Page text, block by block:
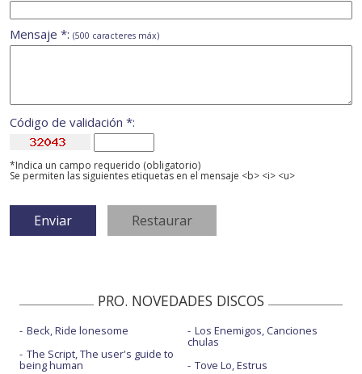
Mensaje *: (500 caracteres máx)
Código de validación *:
*Indica un campo requerido (obligatorio)
Se permiten las siguientes etiquetas en el mensaje <b> <i> <u>
PRO. NOVEDADES DISCOS
Beck, Ride lonesome
The Script, The user's guide to
being human
Los Enemigos, Canciones
chulas
Tove Lo, Estrus